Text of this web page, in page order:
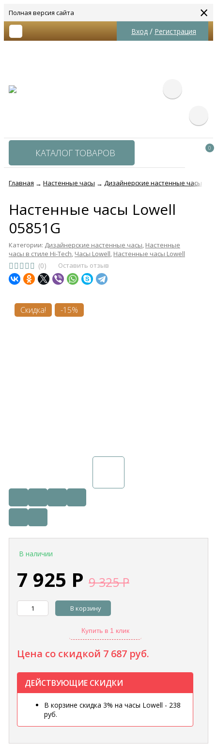
Полная версия сайта ×
Вход / Регистрация
КАТАЛОГ ТОВАРОВ 0
Главная → Настенные часы → Дизайнерские настенные часы
Настенные часы Lowell
05851G
Категории: Дизайнерские настенные часы, Настенные
часы в стиле Hi-Tech, Часы Lowell, Настенные часы Lowell
(0) Оставить отзыв
Скидка! -15%
В наличии
7 925 Р 9 325Р
В корзину
Купить в 1 клик
Цена со скидкой 7 687 руб.
ДЕЙСТВУЮЩИЕ СКИДКИ
В корзине скидка 3% на часы Lowell - 238
руб.